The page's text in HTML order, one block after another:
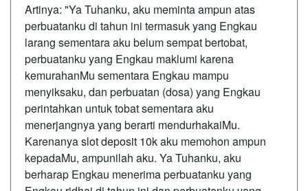
Artinya: "Ya Tuhanku, aku meminta ampun atas
perbuatanku di tahun ini termasuk yang Engkau
larang sementara aku belum sempat bertobat,
perbuatanku yang Engkau maklumi karena
kemurahanMu sementara Engkau mampu
menyiksaku, dan perbuatan (dosa) yang Engkau
perintahkan untuk tobat sementara aku
menerjangnya yang berarti mendurhakaiMu.
Karenanyaslot deposit 10kaku memohon ampun
kepadaMu, ampunilah aku. Ya Tuhanku, aku
berharap Engkau menerima perbuatanku yang